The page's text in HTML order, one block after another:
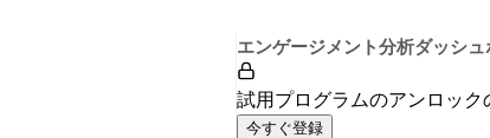
エンゲージメント分析ダッシュ
試用プログラムのアンロック
今すぐ登録